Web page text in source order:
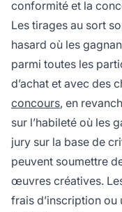
conformité et la
Les tirages au sort
hasard où les
parmi toutes les
d’achat et avec des
concours, en
sur l’habileté où les
jury sur la base de
peuvent soumettre
œuvres créatives.
frais d’inscription ou